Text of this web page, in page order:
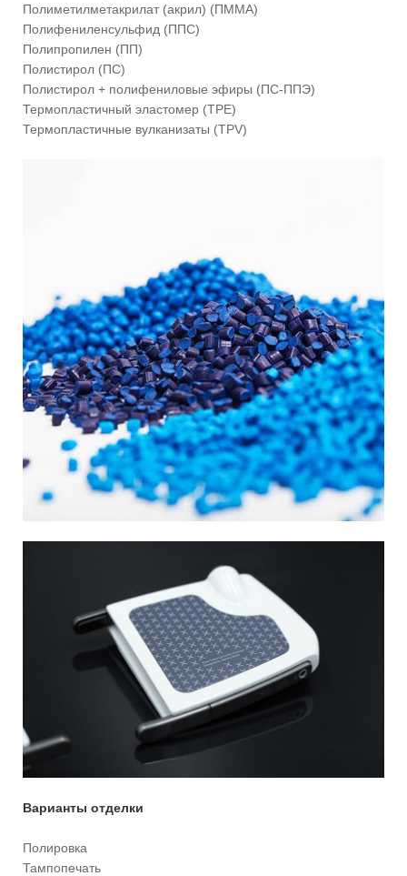
Полиметилметакрилат (акрил) (ПММА)
Полифениленсульфид (ППС)
Полипропилен (ПП)
Полистирол (ПС)
Полистирол + полифениловые эфиры (ПС-ППЭ)
Термопластичный эластомер (TPE)
Термопластичные вулканизаты (TPV)
Варианты отделки
Полировка
Тампопечать